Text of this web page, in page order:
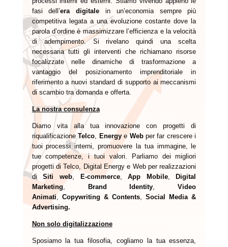
fasi dell’era digitale in un’economia sempre più
competitiva legata a una evoluzione costante dove la
parola d’ordine è massimizzare l’efficienza e la velocità
di adempimento. Si rivelano quindi una scelta
necessaria tutti gli interventi che richiamano risorse
focalizzate nelle dinamiche di trasformazione a
vantaggio del posizionamento imprenditoriale in
riferimento a nuovi standard di supporto ai meccanismi
di scambio tra domanda e offerta.
La nostra consulenza
Diamo vita alla tua innovazione con progetti di
riqualificazioneTelco EnergyeWebper far crescere i
tuoi processi interni, promuovere la tua immagine, le
tue competenze, i tuoi valori. Parliamo dei migliori
progetti di Telco, Digital Energy e Web per realizzazioni
diSiti web, E-commerce,App Mobile,Digital
Marketing, Brand Identity ,Video
Animati, Copywriting & Contents ,Social Media &
Advertising.
Non solo digitalizzazione
Sposiamo la tua filosofia, cogliamo la tua essenza,